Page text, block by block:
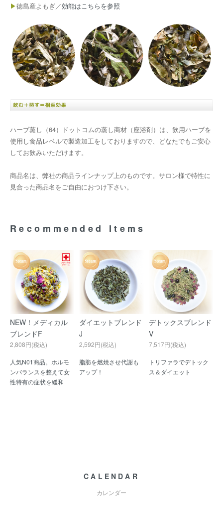
▶徳島産よもぎ／効能はこちらを参照
ハーブ蒸し（64）ドットコムの蒸し商材（座浴剤）は、飲用ハーブを
使用し食品レベルで製造加工をしておりますので、どなたでもご安心
してお飲みいただけます。
商品名は、弊社の商品ラインナップ上のものです。サロン様で特性に
見合った商品名をご自由におつけ下さい。
Recommended Items
NEW！メディカル
ブレンドF
2,808円(税込)
人気N01商品。ホルモ
ンバランスを整えて女
性特有の症状を緩和
ダイエットブレンド
J
2,592円(税込)
脂肪を燃焼させ代謝も
アップ！
デトックスブレンド
V
7,517円(税込)
トリファラでデトック
ス＆ダイエット
CALENDAR
カレンダー